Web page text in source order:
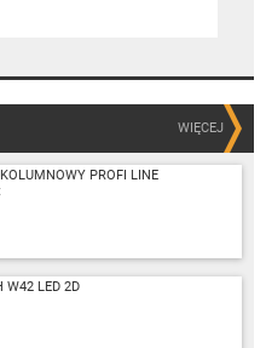
WIĘCEJ
PROFI LINE
W42 LED 2D